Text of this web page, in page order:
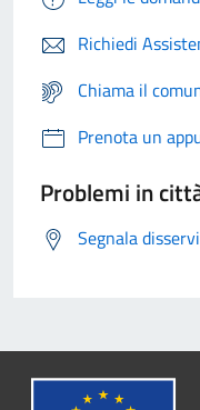
Richiedi
Chiama il
Prenota un
Problemi in
Segnala